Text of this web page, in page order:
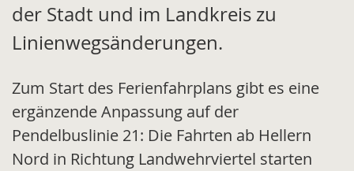
der Stadt und im Landkreis zu
Linienwegsänderungen.
Zum Start des Ferienfahrplans gibt es eine
ergänzende Anpassung auf der
Pendelbuslinie 21: Die Fahrten ab Hellern
Nord in Richtung Landwehrviertel starten